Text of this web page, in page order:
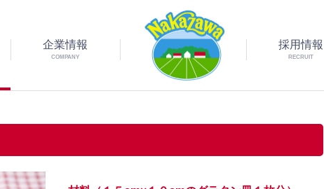
企業情報
COMPANY
採用情報
RECRUIT